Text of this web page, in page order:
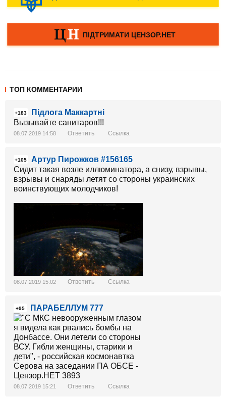
ТОП КОММЕНТАРИИ
+183
Підлога Маккартні
Вызывайте санитаров!!!
08.07.2019 14:58 Ответить Ссылка
+105
Артур Пирожков #156165
Сидит такая возле иллюминатора, а снизу, взрывы,
взрывы и снаряды летят со стороны украинских
воинствующих молодчиков!
08.07.2019 15:02 Ответить Ссылка
+95 ПАРАБЕЛЛУМ 777
08.07.2019 15:21 Ответить Ссылка